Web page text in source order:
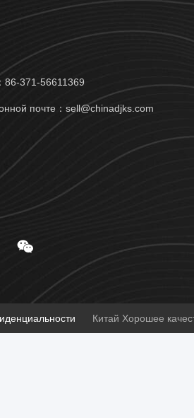
86-371-56611369
почте：sell@chinadjks.com
Китай Хорошее